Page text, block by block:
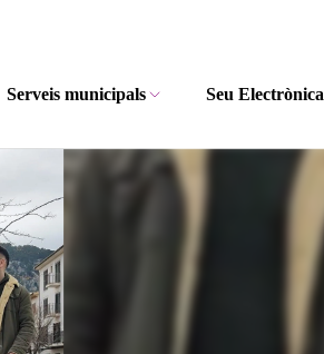
Serveis municipals Seu Electrònica